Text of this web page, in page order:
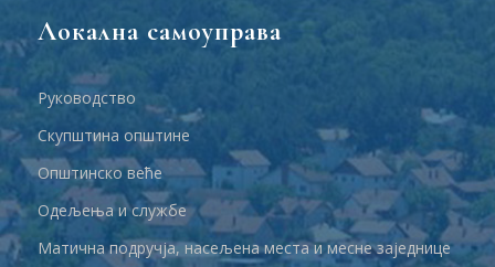
Локална самоуправа
Руководство
Скупштина општине
Општинско веће
Одељења и службе
Матична подручја, насељена места и месне заједнице